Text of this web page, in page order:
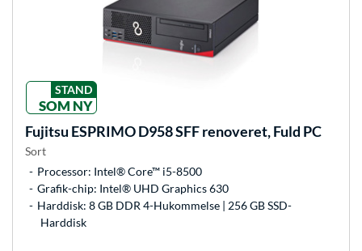
STAND
SOM NY
Fujitsu ESPRIMO D958 SFF renoveret, Fuld PC
Sort
Processor: Intel® Core™ i5-8500
Grafik-chip: Intel® UHD Graphics 630
Harddisk: 8 GB DDR 4-Hukommelse | 256 GB SSD-
Harddisk